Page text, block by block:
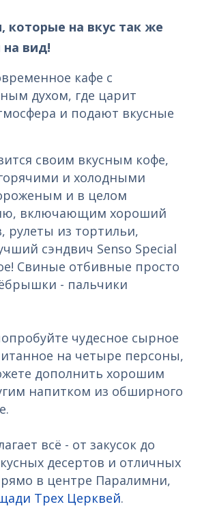
которые на вкус так же
вид!
кафе с
духом, где царит
и подают вкусные
своим вкусным кофе,
и холодными
и в целом
включающим хороший
рулеты из тортильи,
сэндвич Senso Special
Свиные отбивные просто
- пальчики
чудесное сырное
на четыре персоны,
дополнить хорошим
напитком из обширного
всё - от закусок до
десертов и отличных
в центре Паралимни,
Трех Церквей.